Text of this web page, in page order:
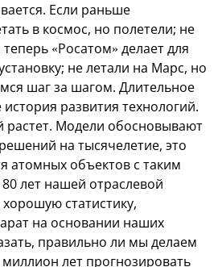
Если раньше
в космос, но полетели; не
«Росатом» делает для
не летали на Марс, но
шаг за шагом. Длительное
развития технологий.
Модели обосновывают
на тысячелетие, это
атомных объектов с таким
лет нашей отраслевой
статистику,
на основании наших
правильно ли мы делаем
лет прогнозировать